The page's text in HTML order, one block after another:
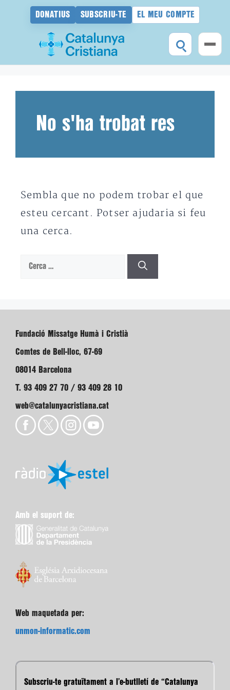
DONATIUS SUBSCRIU-TE EL MEU COMPTE
No s'ha trobat res
Sembla que no podem trobar el que
esteu cercant. Potser ajudaria si feu
una cerca.
Cerca:
Fundació Missatge Humà i Cristià
Comtes de Bell-lloc, 67-69
08014 Barcelona
T. 93 409 27 70 / 93 409 28 10
web@catalunyacristiana.cat
Amb el suport de:
Web maquetada per:
unmon-informatic.com
Subscriu-te gratuïtament a l’e-butlletí de “Catalunya